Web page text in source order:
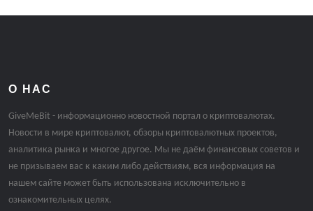
О НАС
GiveMeBit - информационно новостной портал о криптовалютах.
Новости в мире криптовалют, обзоры криптовалютных проектов,
аналитика рынка и многое другое. Мы не даём финансовых советов и
не призываем вас к каким либо действиям, вся информация на
нашем сайте может быть использована исключительно в
ознакомительных целях.